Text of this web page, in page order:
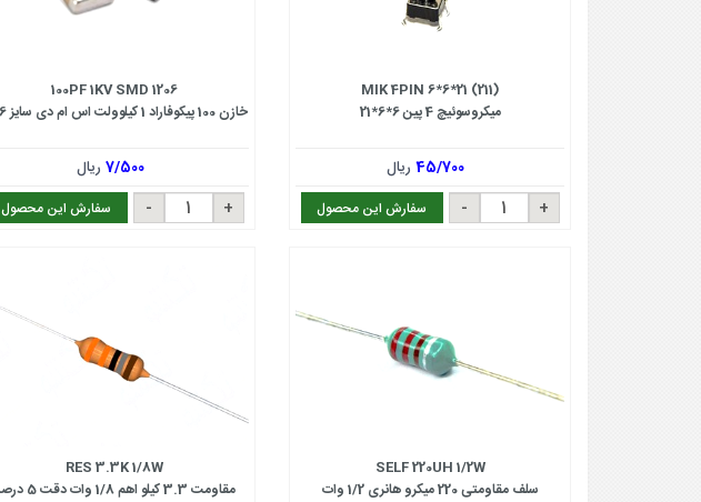
MIK 4PIN 6*6*21 (211)
میکروسوئیچ 4 پین 6*6*21
45/700ریال
سفارش این محصول
100PF 1KV SMD 1206
خازن 100 پیکوفاراد 1 کیلوولت اس ام دی سایز 1206
7/500 ریال
سفارش این محصول
SELF 220UH 1/2W
سلف مقاومتی 220 میکرو هانری 1/2 وات
RES 3.3K 1/8W
مقاومت 3.3 کیلو اهم 1/8 وات دقت 5 درصد